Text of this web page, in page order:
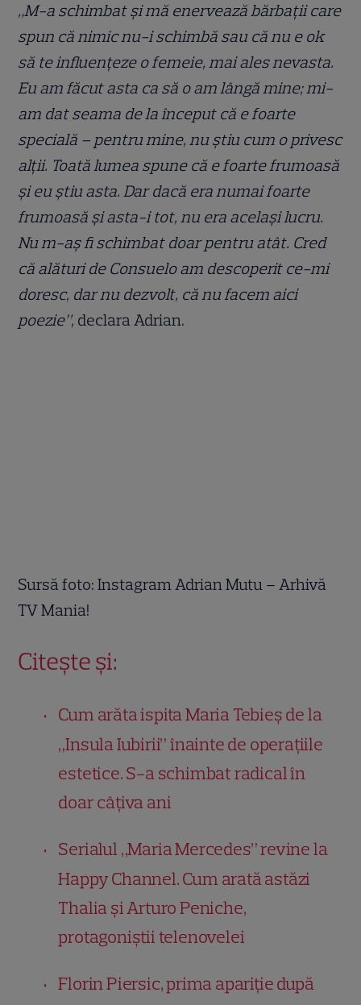
„M-a schimbat și mă enervează bărbații care
spun că nimic nu-i schimbă sau că nu e ok
să te influențeze o femeie, mai ales nevasta.
Eu am făcut asta ca să o am lângă mine; mi-
am dat seama de la început că e foarte
specială – pentru mine, nu știu cum o privesc
alții. Toată lumea spune că e foarte frumoasă
și eu știu asta. Dar dacă era numai foarte
frumoasă și asta-i tot, nu era același lucru.
Nu m-aș fi schimbat doar pentru atât. Cred
că alături de Consuelo am descoperit ce-mi
doresc, dar nu dezvolt, că nu facem aici
poezie”, declara Adrian.
Sursă foto: Instagram Adrian Mutu – Arhivă
TV Mania!
Citește și:
Cum arăta ispita Maria Tebieș de la
„Insula Iubirii” înainte de operațiile
estetice. S-a schimbat radical în
doar câțiva ani
Serialul „Maria Mercedes” revine la
Happy Channel. Cum arată astăzi
Thalia și Arturo Peniche,
protagoniștii telenovelei
Florin Piersic, prima apariție după